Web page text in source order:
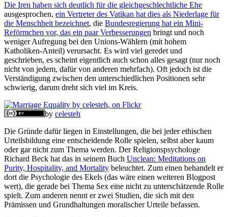
Die Iren haben sich deutlich für die gleichgeschlechtliche Ehe
ausgesprochen, ein Vertreter des Vatikan hat dies als Niederlage für
die Menschheit bezeichnet, die Bundesregierung hat ein Mini-
Reförmchen vor, das ein paar Verbesserungen bringt und noch
weniger Aufregung bei den Unions-Wählern (mit hohem
Katholiken-Anteil) verursacht. Es wird viel geredet und
geschrieben, es scheint eigentlich auch schon alles gesagt (nur noch
nicht von jedem, dafür von anderen mehrfach). Oft jedoch ist die
Verständigung zwischen den unterschiedlichen Positionen sehr
schwierig, darum dreht sich viel im Kreis.
by celesteh
Die Gründe dafür liegen in Einstellungen, die bei jeder ethischen
Urteilsbildung eine entscheidende Rolle spielen, selbst aber kaum
oder gar nicht zum Thema werden. Der Religionspsychologe
Richard Beck hat das in seinem Buch Unclean: Meditations on
Purity, Hospitality, and Mortality beleuchtet. Zum einen behandelt er
dort die Psychologie des Ekels (das wäre einen weiteren Blogpost
wert), die gerade bei Thema Sex eine nicht zu unterschätzende Rolle
spielt. Zum anderen nennt er zwei Studien, die sich mit den
Prämissen und Grundhaltungen moralischer Urteile befassen.